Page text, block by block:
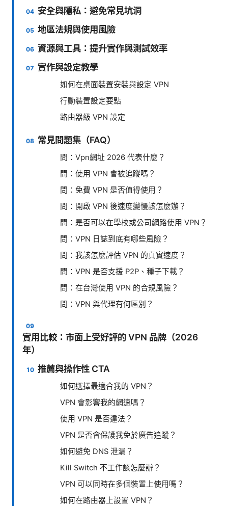
安全與隱私：避免常見坑洞
地區法規與使用風險
資源與工具：提升實作與測試效率
實作與設定教學
如何在桌面裝置安裝與設定 VPN
行動裝置設定要點
路由器級 VPN 設定
常見問題集（FAQ）
問：Vpn網址 2026 代表什麼？
問：使用 VPN 會被追蹤嗎？
問：免費 VPN 是否值得使用？
問：開啟 VPN 後速度變慢該怎麼辦？
問：是否可以在學校或公司網路使用 VPN？
問：VPN 日誌到底有哪些風險？
問：我該怎麼評估 VPN 的真實速度？
問：VPN 是否支援 P2P、種子下載？
問：在台灣使用 VPN 的合規風險？
問：VPN 與代理有何區別？
實用比較：市面上受好評的 VPN 品牌（2026
年）
推薦與操作性 CTA
如何選擇最適合我的 VPN？
VPN 會影響我的網速嗎？
使用 VPN 是否違法？
VPN 是否會保護我免於廣告追蹤？
如何避免 DNS 泄漏？
Kill Switch 不工作該怎麼辦？
VPN 可以同時在多個裝置上使用嗎？
如何在路由器上設置 VPN？